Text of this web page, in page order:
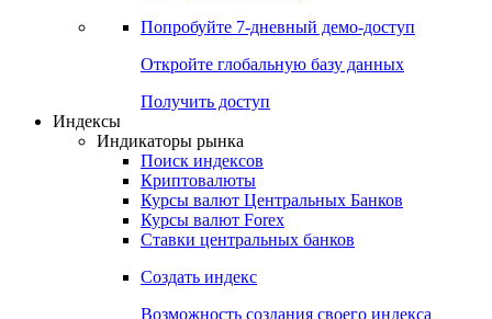
Попробуйте 7-дневный демо-доступ
Откройте глобальную базу данных
Получить доступ
Индексы
Индикаторы рынка
Поиск индексов
Криптовалюты
Курсы валют Центральных Банков
Курсы валют Forex
Ставки центральных банков
Создать индекс
Возможность создания своего индекса